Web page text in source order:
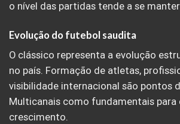
o nível das partidas tende a se
Evolução do futebol saudita
O clássico representa a evolução
no país. Formação de atletas,
visibilidade internacional são pontos
Multicanais como fundamentais para
crescimento.